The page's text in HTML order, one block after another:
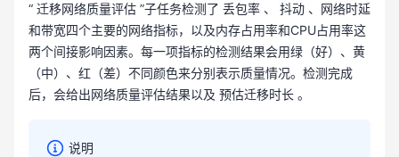
“ 迁移网络质量评估 ”子任务检测了 丢包率 、 抖动 、网络时延
和带宽四个主要的网络指标，以及内存占用率和CPU占用率这
两个间接影响因素。每一项指标的检测结果会用绿（好）、黄
（中）、红（差）不同颜色来分别表示质量情况。检测完成
后，会给出网络质量评估结果以及 预估迁移时长 。
说明